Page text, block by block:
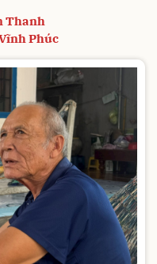
Thanh
Phúc